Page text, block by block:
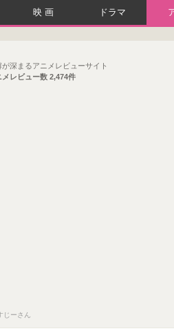
映画 ドラマ
が深まるアニメレビューサイト
メレビュー数 2,474件
ーさん